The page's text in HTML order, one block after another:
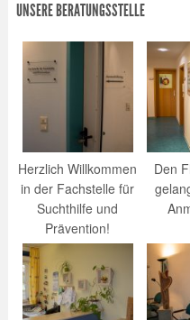
UNSERE BERATUNGSSTELLE
Herzlich Willkommen
in der Fachstelle für
Suchthilfe und
Prävention!
Den